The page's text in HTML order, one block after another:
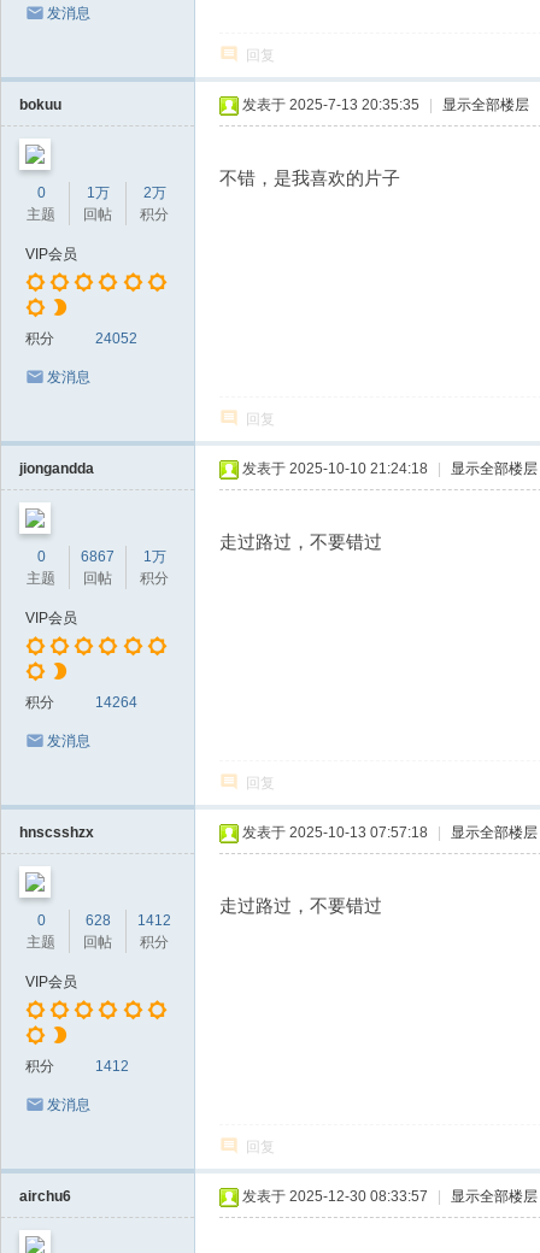
发消息
回复
bokuu
0
主题
1万
回帖
2万
积分
VIP会员
积分 24052
发消息
发表于 2025-7-13 20:35:35 显示全部楼层
不错，是我喜欢的片子
回复
jiongandda
0
主题
6867
回帖
1万
积分
VIP会员
积分 14264
发消息
发表于 2025-10-10 21:24:18 显示全部楼层
走过路过，不要错过
回复
hnscsshzx
0
主题
628
回帖
1412
积分
VIP会员
积分 1412
发消息
发表于 2025-10-13 07:57:18 显示全部楼层
走过路过，不要错过
回复
airchu6 发表于 2025-12-30 08:33:57 显示全部楼层